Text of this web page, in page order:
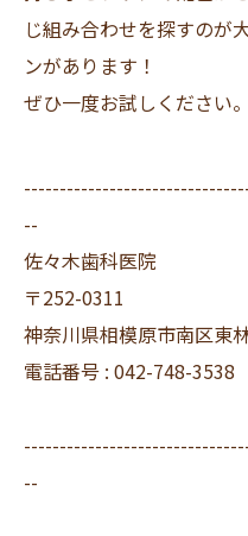
じ組み合わせを探すのが
ンがあります！
ぜひ一度お試しください。
--
佐々木歯科医院
〒252-0311
神奈川県相模原市南区東
電話番号 : 042-748-3538
--